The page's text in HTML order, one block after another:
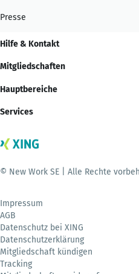
Presse
Hilfe & Kontakt
Mitgliedschaften
Hauptbereiche
Services
© New Work SE | Alle Rechte
Impressum
AGB
Datenschutz bei XING
Datenschutzerklärung
Mitgliedschaft kündigen
Tracking